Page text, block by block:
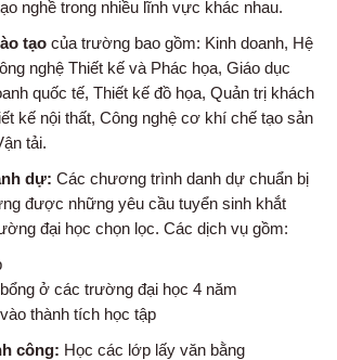
nghề trong nhiều lĩnh vực khác nhau.
tạo của trường bao gồm: Kinh doanh, Hệ
nghệ Thiết kế và Phác họa, Giáo dục
quốc tế, Thiết kế đồ họa, Quản trị khách
kế nội thất, Công nghệ cơ khí chế tạo sản
tải.
dự: Các chương trình danh dự chuẩn bị
được những yêu cầu tuyển sinh khắt
đại học chọn lọc. Các dịch vụ gồm:
ở các trường đại học 4 năm
thành tích học tập
công: Học các lớp lấy văn bằng